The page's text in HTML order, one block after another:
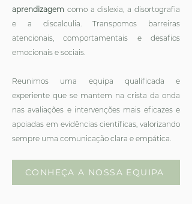
aprendizagem como a dislexia, a disortografia
e a discalculia. Transpomos barreiras
atencionais, comportamentais e desafios
emocionais e sociais.
Reunimos uma equipa qualificada e
experiente que se mantem na crista da onda
nas avaliações e intervenções mais eficazes e
apoiadas em evidências científicas, valorizando
sempre uma comunicação clara e empática.
CONHEÇA A NOSSA EQUIPA